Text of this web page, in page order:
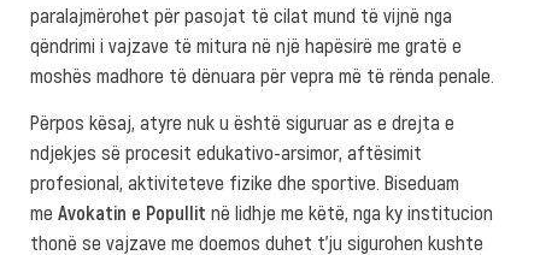
paralajmërohet për pasojat të cilat mund të vijnë nga
qëndrimi i vajzave të mitura në një hapësirë me gratë e
moshës madhore të dënuara për vepra më të rënda penale.
Përpos kësaj, atyre nuk u është siguruar as e drejta e
ndjekjes së procesit edukativo-arsimor, aftësimit
profesional, aktiviteteve fizike dhe sportive. Biseduam
me Avokatin e Popullit në lidhje me këtë, nga ky institucion
thonë se vajzave me doemos duhet t’ju sigurohen kushte